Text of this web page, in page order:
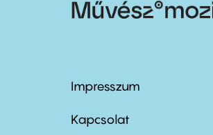
Footer
menu
Impresszum
Kapcsolat